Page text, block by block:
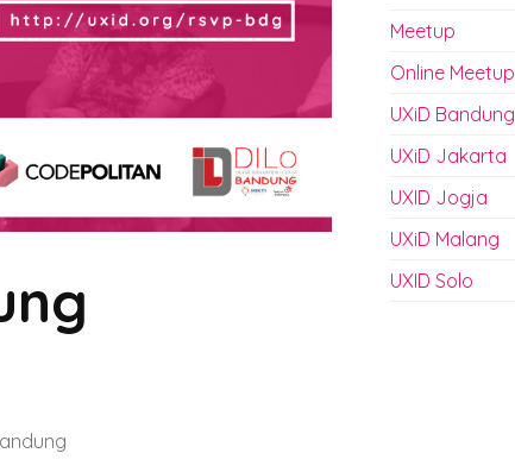
Meetup
Online Meetup
UXiD Bandung
UXiD Jakarta
UXID Jogja
UXiD Malang
UXID Solo